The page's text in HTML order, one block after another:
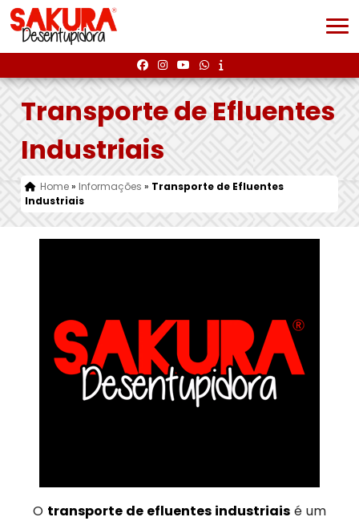
Transporte de Efluentes
Industriais
Home» Informações » Transporte de Efluentes
Industriais
O transporte de efluentes industriaisé um